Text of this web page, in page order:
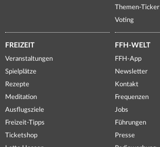
Themen-Ticker
Voting
FREIZEIT
Veranstaltungen
Spielplätze
Rezepte
Meditation
Ausflugsziele
Freizeit-Tipps
Ticketshop
FFH-WELT
FFH-App
Newsletter
Kontakt
Frequenzen
Jobs
Führungen
Presse